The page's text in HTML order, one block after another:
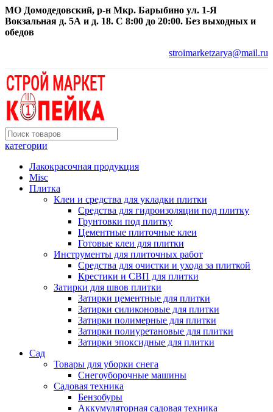
МО Домодедовский, р-н Мкр. Барыбино ул. 1-Я
Вокзальная д. 5А и д. 18. С 8:00 до 20:00. Без выходных и
обедов
stroimarketzarya@mail.ru
категории
Лакокрасочная продукция
Misc
Плитка
Клеи и средства для укладки плитки
Средства для гидроизоляции под плитку
Грунтовки под плитку
Цементные плиточные клеи
Готовые клеи для плитки
Инструменты для плиточных работ
Средства для очистки и ухода за плиткой
Крестики и СВП для плитки
Затирки для швов плитки
Затирки цементные для плитки
Затирки силиконовые для плитки
Затирки полимерные для плитки
Затирки полиуретановые для плитки
Затирки эпоксидные для плитки
Сад
Товары для уборки снега
Снегоуборочные машины
Садовая техника
Бензобуры
Аккумуляторная садовая техника